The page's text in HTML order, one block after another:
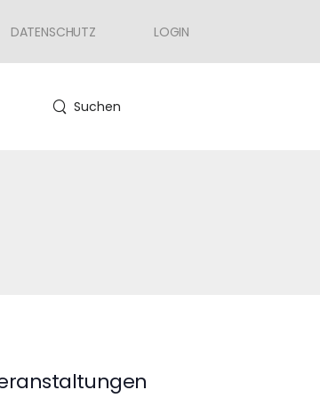
DATENSCHUTZ LOGIN
Suchen